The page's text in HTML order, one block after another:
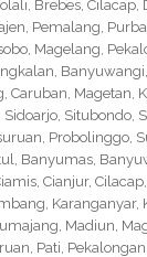
Brebes,
Pemalang,
Magelang,
Caruban, Magetan,
Probolinggo,
Banyumas,
Cianjur,
Madiun,
Pati,